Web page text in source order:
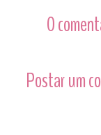
0
Postar um